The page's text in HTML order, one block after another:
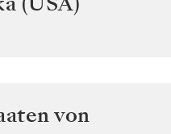
von